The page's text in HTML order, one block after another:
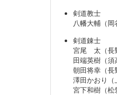
剣道教士
八幡大輔（
剣道錬士
宮尾 太（長
田端英樹（須
朝田将幸（長
澤田かおり（
宮